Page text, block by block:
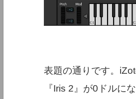
表題の通りです。
『Iris 2』が0ドルに